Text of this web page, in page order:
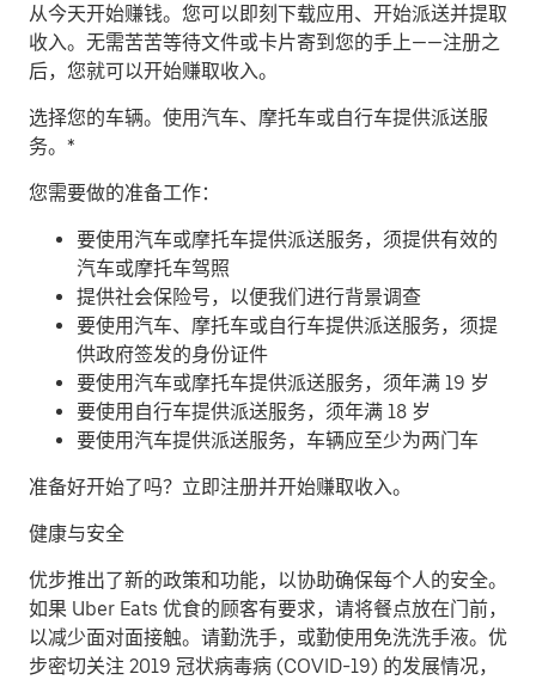
从今天开始赚钱。 您可以即刻下载应用、开始派送并提取
收入。无需苦苦等待文件或卡片寄到您的手上——注册之
后，您就可以开始赚取收入。
​选择您的车辆。使用汽车、摩托车或自行车提供派送服
务。*
您需要做的准备工作：
要使用汽车或摩托车提供派送服务，须提供有效的
汽车或摩托车驾照
提供社会保险号，以便我们进行背景调查
要使用汽车、摩托车或自行车提供派送服务，须提
供政府签发的身份证件
要使用汽车或摩托车提供派送服务，须年满 19 岁
要使用自行车提供派送服务，须年满 18 岁
要使用汽车提供派送服务，车辆应至少为两门车
准备好开始了吗？立即注册并开始赚取收入。
健康与安全
优步推出了新的政策和功能，以协助确保每个人的安全。
如果 Uber Eats 优食的顾客有要求，请将餐点放在门前，
以减少面对面接触。请勤洗手，或勤使用免洗洗手液。优
步密切关注 2019 冠状病毒病 (COVID-19) 的发展情况，